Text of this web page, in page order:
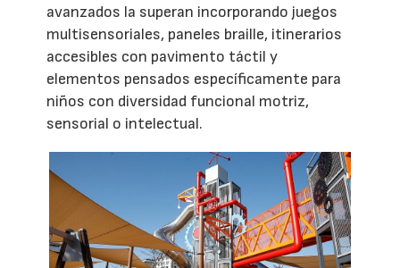
avanzados la superan incorporando juegos
multisensoriales, paneles braille, itinerarios
accesibles con pavimento táctil y
elementos pensados específicamente para
niños con diversidad funcional motriz,
sensorial o intelectual.